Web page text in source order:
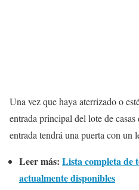
Una vez que haya aterrizado o
entrada principal del lote de
entrada tendrá una puerta con un
Leer más: Lista completa de
actualmente disponibles